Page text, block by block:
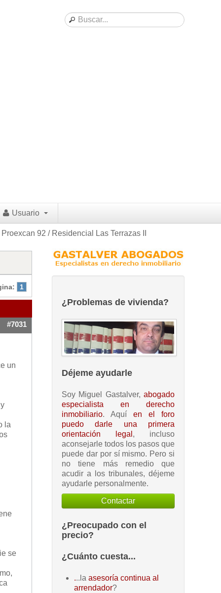
Usuario
92 / Residencial Las Terrazas II
1
#7031
un
la
se
¿Problemas de vivienda?
Déjeme ayudarle
Soy Miguel Gastalver, abogado
especialista en derecho
inmobiliario. Aquí en el foro
puedo darle una primera
orientación legal , incluso
aconsejarle todos los pasos que
puede dar por sí mismo. Pero si
no tiene más remedio que
acudir a los tribunales, déjeme
ayudarle personalmente.
Contactar
¿Preocupado con el
precio?
¿Cuánto cuesta...
...la asesoría continua al
arrendador?